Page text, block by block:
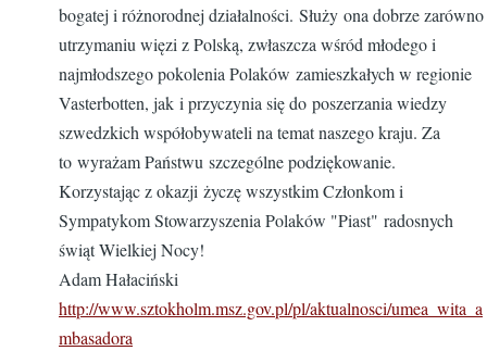
bogatej i różnorodnej działalności. Służy ona dobrze zarówno
utrzymaniu więzi z Polską, zwłaszcza wśród młodego i
najmłodszego pokolenia Polaków zamieszkałych w regionie
Vasterbotten, jak i przyczynia się do poszerzania wiedzy
szwedzkich współobywateli na temat naszego kraju. Za
to wyrażam Państwu szczególne podziękowanie.
Korzystając z okazji życzę wszystkim Członkom i
Sympatykom Stowarzyszenia Polaków "Piast" radosnych
świąt Wielkiej Nocy!
Adam Hałaciński
http://www.sztokholm.msz.gov.pl/pl/aktualnosci/umea_wita_a
mbasadora